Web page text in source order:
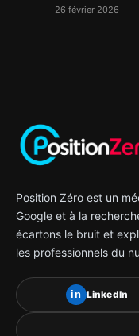
26 février 2026
Position Zéro est un
Google et à la
écartons le bruit et
les professionnels du
in LinkedIn